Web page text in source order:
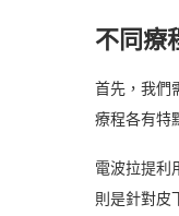
不同療
首先，我們
療程各有特
電波拉提利
則是針對皮